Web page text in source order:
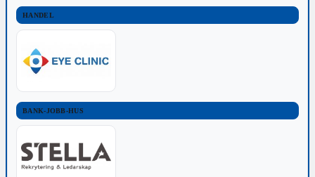
HANDEL
BANK-JOBB-HUS